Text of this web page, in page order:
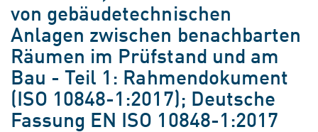
von gebäudetechnischen
Anlagen zwischen benachbarten
Räumen im Prüfstand und am
Bau - Teil 1: Rahmendokument
(ISO 10848-1:2017); Deutsche
Fassung EN ISO 10848-1:2017